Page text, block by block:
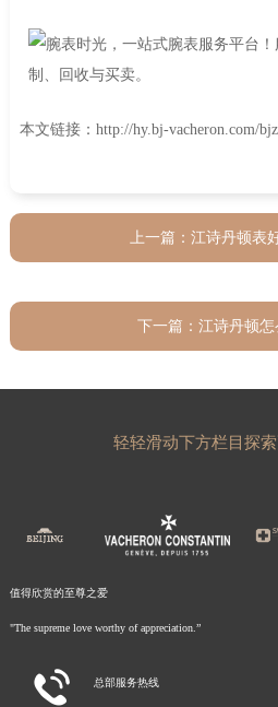
本文链接：http://hy.bj-vacheron.com/
上一篇： 江诗丹顿表
下一篇： 江诗丹顿
轻轻滑动下方栏目探
值得欣赏的至尊之爱
"The supreme love worthy of appreciation.”
 总部服务热线